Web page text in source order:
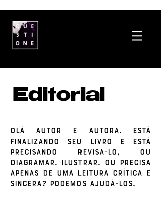
Editorial
Olá autor e autora. Está
finalizando seu livro e está
precisando revisá-lo, ou
diagramar, ilustrar, ou precisa
apenas de uma leitura crítica e
sincera? Podemos ajudá-los.